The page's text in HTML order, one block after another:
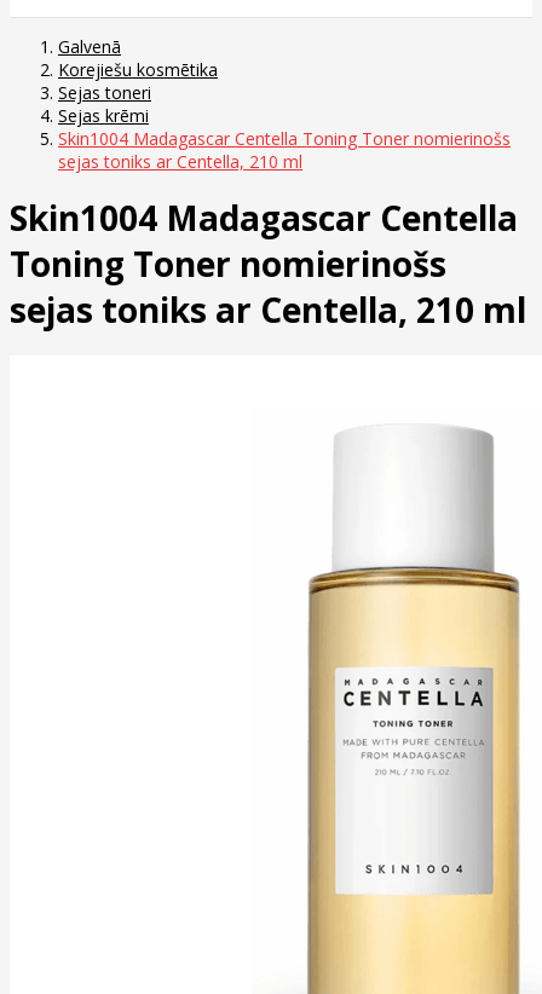
Galvenā
Korejiešu kosmētika
Sejas toneri
Sejas krēmi
Skin1004 Madagascar Centella Toning Toner nomierinošs
sejas toniks ar Centella, 210 ml
Skin1004 Madagascar Centella
Toning Toner nomierinošs
sejas toniks ar Centella, 210 ml